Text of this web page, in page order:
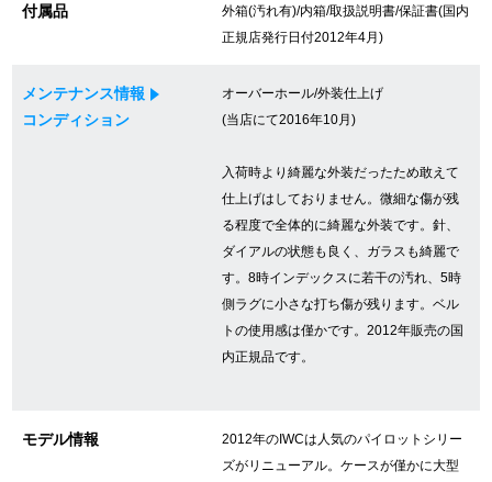
修理・メンテナンスをご希望の方
修理依頼をする
お客様の声・口コミ
付属品
外箱(汚れ有)/内箱/取扱説明書/保証書(国内
正規店発行日付2012年4月)
メンテナンス情報
コンディション
オーバーホール/外装仕上げ
(当店にて2016年10月)
入荷時より綺麗な外装だったため敢えて
仕上げはしておりません。微細な傷が残
る程度で全体的に綺麗な外装です。針、
ダイアルの状態も良く、ガラスも綺麗で
す。8時インデックスに若干の汚れ、5時
側ラグに小さな打ち傷が残ります。ベル
トの使用感は僅かです。2012年販売の国
内正規品です。
モデル情報
2012年のIWCは人気のパイロットシリー
ズがリニューアル。ケースが僅かに大型